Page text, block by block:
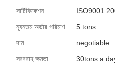
সার্টিফিকেশন:
ন্যূনতম অর্ডার পরিমাণ:
5 tons
দাম:
negotiable
সরবরাহ ক্ষমতা:
30tons a